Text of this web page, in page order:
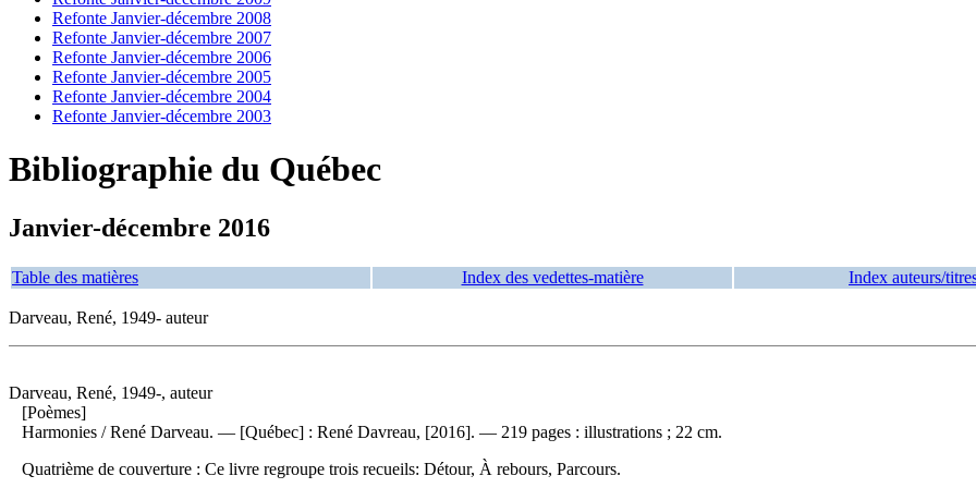
Refonte Janvier-décembre 2008
Refonte Janvier-décembre 2007
Refonte Janvier-décembre 2006
Refonte Janvier-décembre 2005
Refonte Janvier-décembre 2004
Refonte Janvier-décembre 2003
Bibliographie du Québec
Janvier-décembre 2016
Table des matières Index des vedettes-matière Index auteurs/
Darveau, René, 1949- auteur
Darveau, René, 1949-, auteur
[Poèmes]
Harmonies / René Darveau. — [Québec] : René Davreau, [2016]. — 219 pages : illustrations ; 22 cm.
Quatrième de couverture : Ce livre regroupe trois recueils: Détour, À rebours, Parcours.